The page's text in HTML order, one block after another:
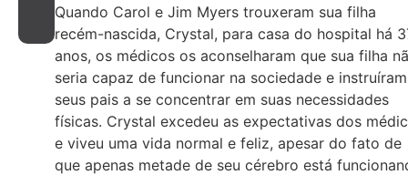
Quando Carol e Jim Myers trouxeram sua filha
recém-nascida, Crystal, para casa do hospital há
anos, os médicos os aconselharam que sua filha
seria capaz de funcionar na sociedade e instruíram
seus pais a se concentrar em suas necessidades
físicas. Crystal excedeu as expectativas dos
e viveu uma vida normal e feliz, apesar do fato de
que apenas metade de seu cérebro está